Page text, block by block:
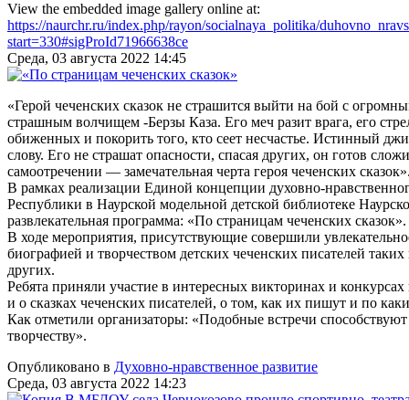
View the embedded image gallery online at:
https://naurchr.ru/index.php/rayon/socialnaya_politika/
start=330#sigProId71966638ce
Среда, 03 августа 2022 14:45
«Герой чеченских сказок не страшится выйти на бой с
страшным волчищем -Берзы Каза. Его меч разит врага, его
обиженных и покорить того, кто сеет несчастье. Истинный
слову. Его не страшат опасности, спасая других, он готов
самоотречении — замечательная черта героя чеченских
В рамках реализации Единой концепции духовно-
Республики в Наурской модельной детской библиотеке
развлекательная программа: «По страницам чеченских сказок».
В ходе мероприятия, присутствующие совершили
биографией и творчеством детских чеченских писателей
других.
Ребята приняли участие в интересных викторинах и
и о сказках чеченских писателей, о том, как их пишут и по
Как отметили организаторы: «Подобные встречи
творчеству».
Опубликовано в Духовно-нравственное развитие
Среда, 03 августа 2022 14:23